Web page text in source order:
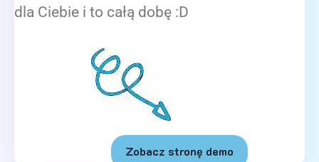
dla Ciebie i to całą dobę :D
Zobacz stronę demo